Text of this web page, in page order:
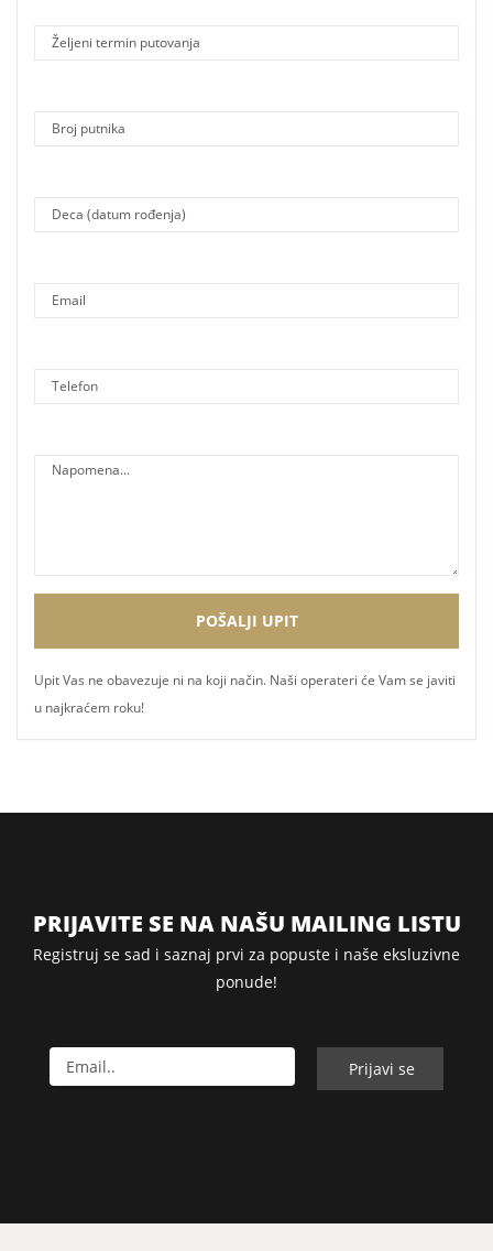
Upit Vas ne obavezuje ni na koji način. Naši operateri će Vam se javiti
u najkraćem roku!
PRIJAVITE SE NA NAŠU MAILING LISTU
Registruj se sad i saznaj prvi za popuste i naše eksluzivne
ponude!